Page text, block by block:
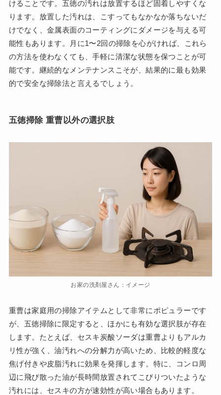
けることです。五徳の汚れは放置するほど固着しやすくな
ります。放置した汚れは、こすってもなかなか落ちないだ
けでなく、金属表面のコーティングにダメージを与える可
能性もあります。月に1〜2回の掃除を心がければ、これら
の方法を使わなくても、手軽に清潔な状態を保つことが可
能です。継続的なメンテナンスこそが、結果的に最も効果
的で安全な掃除法と言えるでしょう。
五徳掃除 重曹以外の選択肢
お家の洗剤屋さん：イメージ
重曹は家庭用の掃除アイテムとして非常にポピュラーです
が、五徳掃除に限定すると、ほかにも有効な選択肢が存在
します。たとえば、セスキ炭酸ソーダは重曹よりもアルカ
リ性が強く、油汚れへの分解力が高いため、比較的軽度な
焦げ付きや皮脂汚れに効果を発揮します。特に、コンロ周
辺に飛び散った油が長時間放置されてこびりついたような
汚れには、セスキの方が速効性が高い場合もあります。